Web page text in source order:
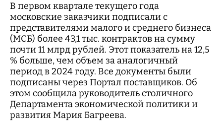
В первом квартале текущего года
московские заказчики подписали с
представителями малого и среднего бизнеса
(МСБ) более 43,1 тыс. контрактов на сумму
почти 11 млрд рублей. Этот показатель на 12,5
% больше, чем объем за аналогичный
период в 2024 году. Все документы были
подписаны через Портал поставщиков. Об
этом сообщила руководитель столичного
Департамента экономической политики и
развития Мария Багреева.